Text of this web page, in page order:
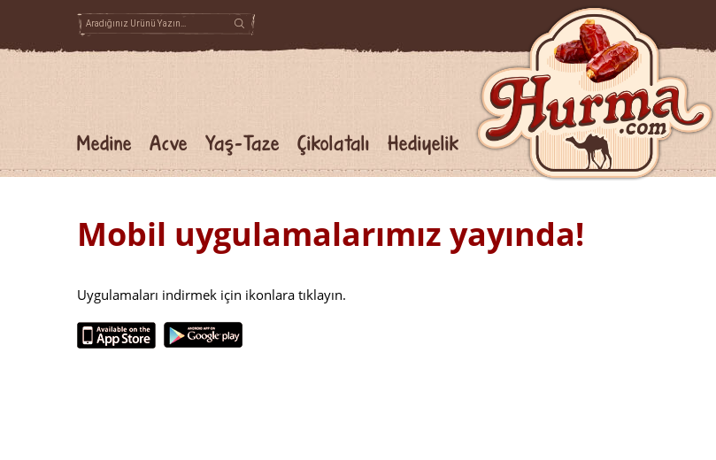
Medine Acve Yaş-Taze Çikolatalı Hediyelik
Mobil uygulamalarımız yayında!
Uygulamaları indirmek için ikonlara tıklayın.